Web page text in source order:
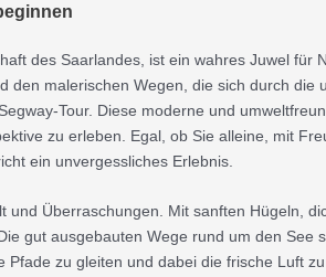
des Saarlandes, ist ein wahres Juwel für
malerischen Wegen, die sich durch die
Tour. Diese moderne und
zu erleben. Egal, ob Sie alleine, mit
ein unvergessliches Erlebnis.
Überraschungen. Mit sanften Hügeln,
gut ausgebauten Wege rund um den See
zu gleiten und dabei die frische Luft